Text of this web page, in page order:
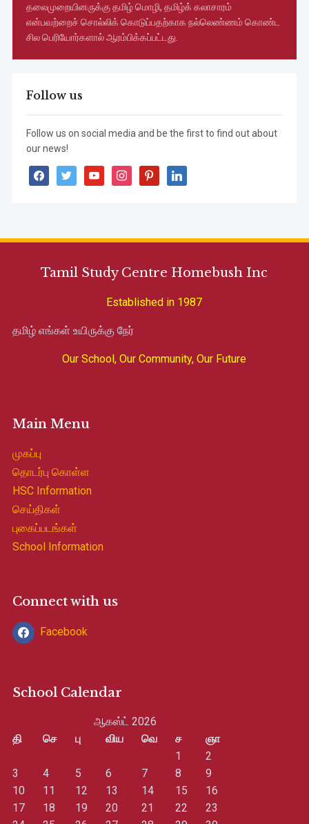
தலைமுறையினருக்கு தமிழ் மொழி, தமிழ்க் கலாசாரம்
என்பவற்றைச் சொல்லிக் கொடுப்பதற்காக நல்லெண்ணம் கொண்ட
சில பெரியோர்களால் ஆரம்பிக்கப்பட்டது.
Follow us
Follow us on social media and be the first to find out about
our news!
facebooktwitter youtubeinstagrampinterestlinkedin
Tamil Study Centre Homebush Inc
Established in 1987
தமிழ் எங்கள் உயிருக்கு நேர்
Our School, Our Community, Our Future
Main Menu
முகப்பு
தொடர்பு கொள்ள
HSC Information
செய்திகள்
புகைப்படங்கள்
School Information
Connect with us
Facebook
School Calendar
ஆகஸ்ட் 2026
தி
செ பு விய வெ ச
ஞா
1
2
3
4 5 6 7 8
9
10
11 12 13 14 15
16
17
18 19 20 21 22
23